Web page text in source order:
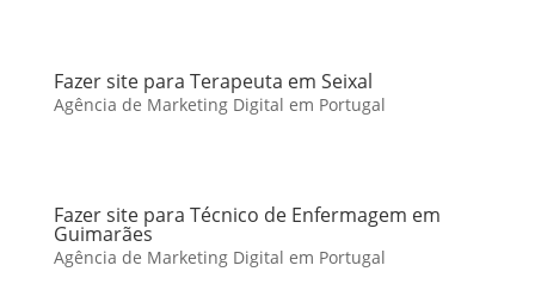
Fazer site para Terapeuta em Seixal
Agência de Marketing Digital em Portugal
Fazer site para Técnico de Enfermagem em
Guimarães
Agência de Marketing Digital em Portugal